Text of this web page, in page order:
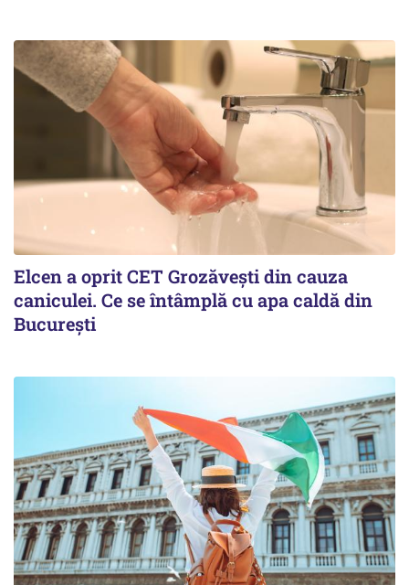
Elcen a oprit CET Grozăvești din cauza
caniculei. Ce se întâmplă cu apa caldă din
București